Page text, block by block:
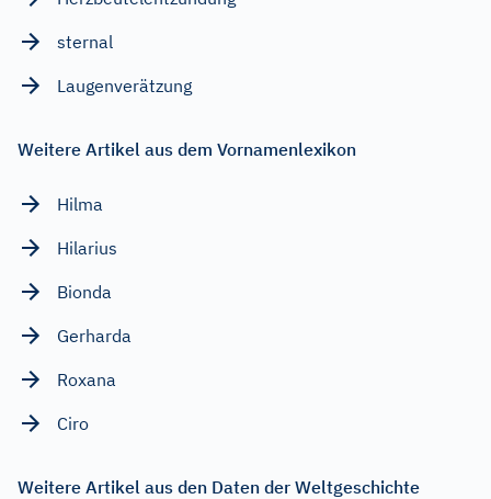
sternal
Laugenverätzung
Weitere Artikel aus dem Vornamenlexikon
Hilma
Hilarius
Bionda
Gerharda
Roxana
Ciro
Weitere Artikel aus den Daten der Weltgeschichte